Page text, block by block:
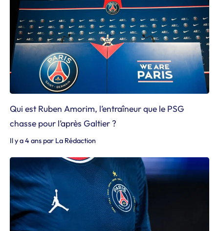
Qui est Ruben Amorim, l’entraîneur que le PSG
chasse pour l’après Galtier ?
Il y a 4 ans par La Rédaction